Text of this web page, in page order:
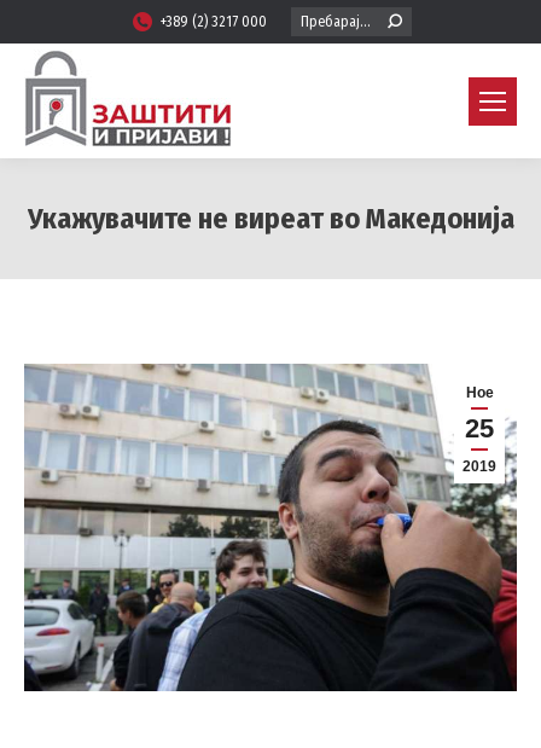
+389 (2) 3217 000 Search:
Укажувачите не виреат во Македонија
Ное
25
2019